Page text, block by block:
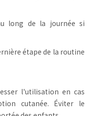
long de la journée si
étape de la routine
l'utilisation en cas
cutanée. Éviter le